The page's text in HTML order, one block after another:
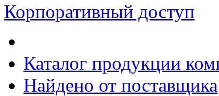
Корпоративный доступ
Каталог продукции
Найдено от поставщика